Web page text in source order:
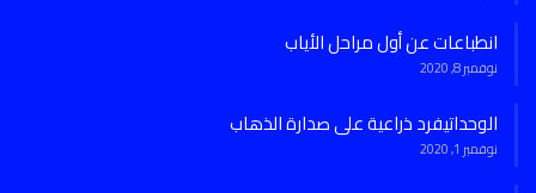
انطباعات عن أول مراحل الأياب
نوفمبر 8, 2020
الوحداتيفرد ذراعية على صدارة الذهاب
نوفمبر 1, 2020